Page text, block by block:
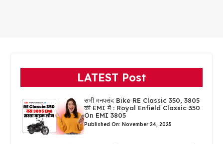
LATEST Post
सभी मनपसंद Bike RE Classic 350, 3805
की EMI में : Royal Enfield Classic 350
On EMI 3805
Published On: November 24, 2025